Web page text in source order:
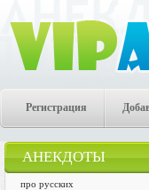
Регистрация
АНЕКДОТЫ
про русских